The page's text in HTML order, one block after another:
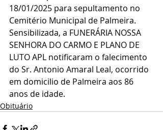
18/01/2025 para sepultamento no
Cemitério Municipal de Palmeira.
Sensibilizada, a FUNERÁRIA NOSSA
SENHORA DO CARMO E PLANO DE
LUTO APL notificaram o falecimento
do Sr. Antonio Amaral Leal, ocorrido
em domicilio de Palmeira aos 86
anos de idade.
Obituário